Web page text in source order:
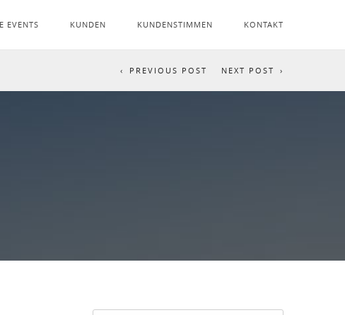
EVENTS KUNDEN KUNDENSTIMMEN KONTAKT
NEXT POST
PREVIOUS POST